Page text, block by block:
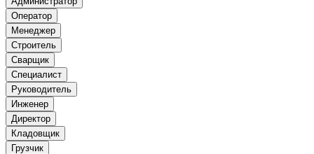
Оператор
Менеджер
Строитель
Сварщик
Специалист
Руководитель
Инженер
Директор
Кладовщик
Грузчик